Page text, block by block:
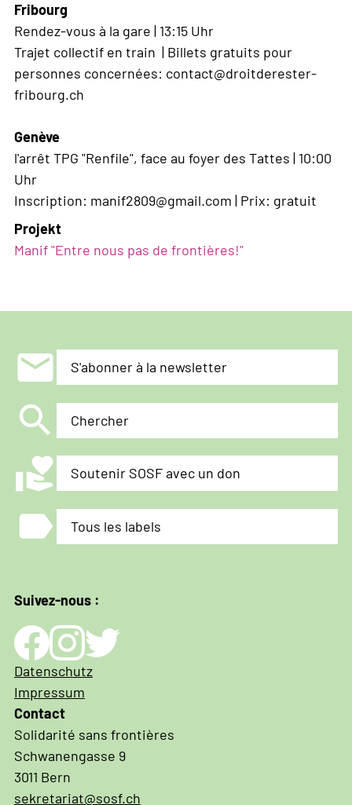
Fribourg
Rendez-vous à la gare | 13:15 Uhr
Trajet collectif en train | Billets gratuits pour
personnes concernées: contact@droitderester-
fribourg.ch
Genève
l'arrêt TPG "Renfile", face au foyer des Tattes | 10:00
Uhr
Inscription: manif2809@gmail.com | Prix: gratuit
Projekt
Manif "Entre nous pas de frontières!"
mail S'abonner à la newsletter
search Chercher
volunteer_activism Soutenir SOSF avec un don
label Tous les labels
Suivez-nous :
Impressum
und
Datenschutz
Datenschutz
Impressum
Contact
Solidarité sans frontières
Schwanengasse 9
3011 Bern
sekretariat@sosf.ch